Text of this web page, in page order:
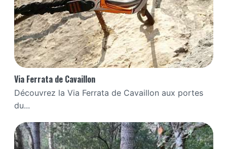
Via Ferrata de Cavaillon
Découvrez la Via Ferrata de Cavaillon aux portes
du...